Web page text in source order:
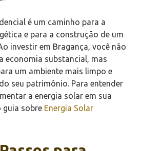
é um caminho para a
e para a construção de um
investir em Bragança, você não
economia substancial, mas
um ambiente mais limpo e
seu patrimônio. Para entender
a energia solar em sua
guia sobre Energia Solar